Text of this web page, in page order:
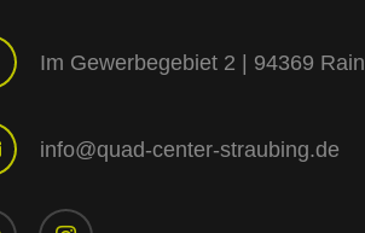
Im Gewerbegebiet 2 | 94369 Rain
info@quad-center-straubing.de